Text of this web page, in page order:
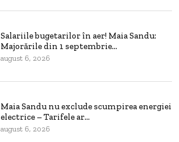
Salariile bugetarilor în aer! Maia Sandu:
Majorările din 1 septembrie...
august 6, 2026
Maia Sandu nu exclude scumpirea energiei
electrice – Tarifele ar...
august 6, 2026